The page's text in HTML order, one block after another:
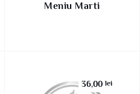
Meniu Marti
36,00lei